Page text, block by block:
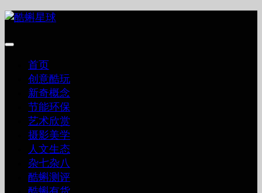
跳
内
首页
创意酷玩
新奇概念
节能环保
艺术欣赏
摄影美学
人文生态
杂七杂八
酷蝌测评